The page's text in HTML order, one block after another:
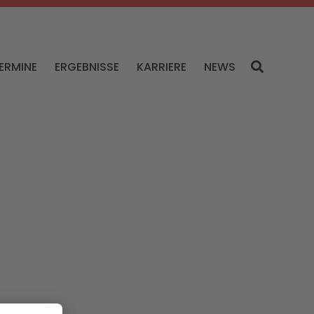
ERGEBNISSE KARRIERE NEWS